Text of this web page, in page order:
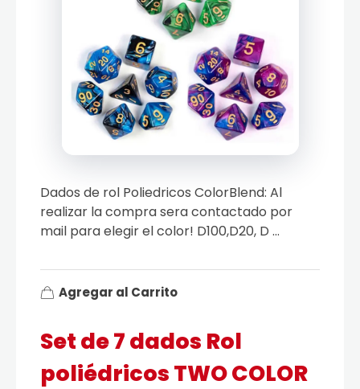
Set de 7 dados Rol
poliédricos TWO COLOR
Dados de rol Poliedricos ColorBlend: Al
realizar la compra sera contactado por
mail para elegir el color! D100,D20, D ...
Agregar al Carrito